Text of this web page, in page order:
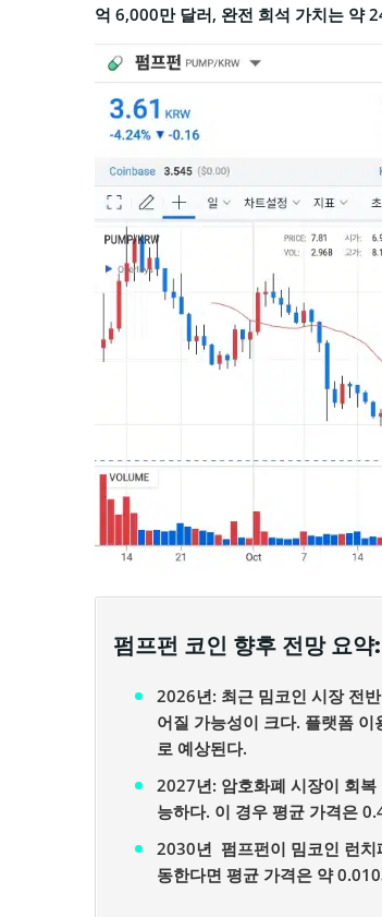
억 6,000만 달러, 완전 희석 가치는 약
펌프펀 코인 향후 전망 요
2026년: 최근 밈코인 시장 전
어질 가능성이 크다. 플랫폼
로 예상된다.
2027년: 암호화폐 시장이 회복
능하다. 이 경우 평균 가격은
2030년 펌프펀이 밈코인 런치
동한다면 평균 가격은 약